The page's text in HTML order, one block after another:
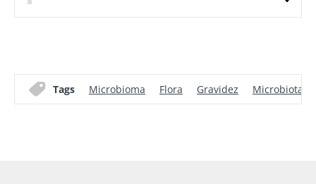
Tags Microbioma Flora Gravidez Microbiota